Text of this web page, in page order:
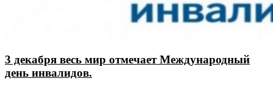
3 декабря весь мир отмечает Международный
день инвалидов.